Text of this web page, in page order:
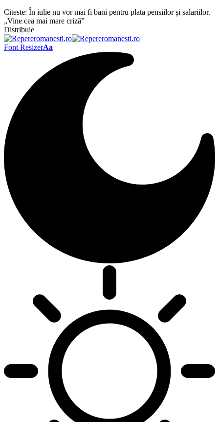
Citeste: În iulie nu vor mai fi bani pentru plata pensiilor și salariilor.
„Vine cea mai mare criză”
Distribuie
Font ResizerAa